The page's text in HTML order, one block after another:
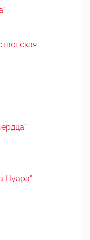
Нуара"